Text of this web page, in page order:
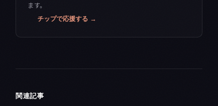
ます。
チップで応援する →
関連記事